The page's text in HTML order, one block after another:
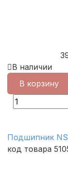
В наличии
В корзину
Подшипник
код товара